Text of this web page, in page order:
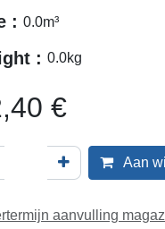
: 0.0m³
: 0.0kg
€
Aan
aanvulling